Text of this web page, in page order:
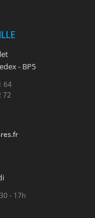
- BP5
64
72
- 17h